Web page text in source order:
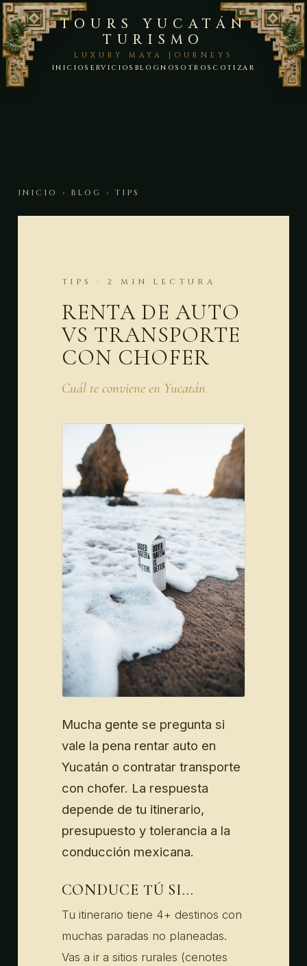
TOURS YUCATÁN
TURISMO
LUXURY MAYA JOURNEYS
INICIO SERVICIOS BLOGNOSOTROS COTIZAR
INICIO › BLOG › TIPS
TIPS · 2 MIN LECTURA
RENTA DE AUTO
VS TRANSPORTE
CON CHOFER
Cuál te conviene en Yucatán
Mucha gente se pregunta si
vale la pena rentar auto en
Yucatán o contratar transporte
con chofer. La respuesta
depende de tu itinerario,
presupuesto y tolerancia a la
conducción mexicana.
CONDUCE TÚ SI...
Tu itinerario tiene 4+ destinos con
muchas paradas no planeadas.
Vas a ir a sitios rurales (cenotes